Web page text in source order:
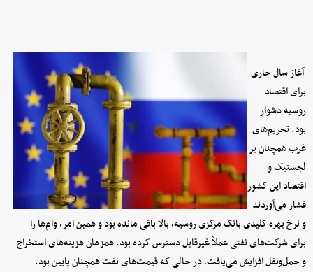
آغاز سال جاری
برای اقتصاد
روسیه دشوار
بود. تحریم‌های
غرب همچنان بر
لجستیک و
اقتصاد این کشور
فشار می‌آوردند
و نرخ بهره کلیدی بانک مرکزی روسیه، بالا باقی مانده بود و همین امر، وام‌ها را
برای شرکت‌های نفتی عملاً غیرقابل دسترس کرده بود. همزمان هزینه‌های استخراج
و حمل‌ونقل افزایش می‌یافت، در حالی که قیمت‌های نفت همچنان پایین بود.